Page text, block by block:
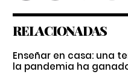
RELACIONADAS
Enseñar en casa: una
la pandemia ha